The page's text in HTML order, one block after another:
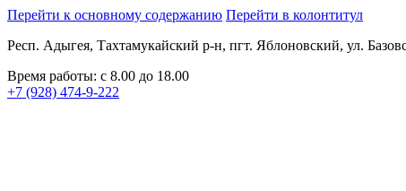
Перейти к основному содержанию Перейти в колонтитул
Респ. Адыгея, Тахтамукайский р-н, пгт. Яблоновский, ул.
Время работы: с 8.00 до 18.00
+7 (928) 474-9-222